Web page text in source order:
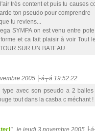
très content et puis tu causes
ton pseudo pour comprendre
tu reviens...
SYMPA on est venu entre
et ca fait plaisir à voir Tout
SUR UN BATEAU
2005 ├á┬á 19:52:22
avec son pseudo a 2
tout dans la casba c méchant !
", le jeudi 3 novembre 2005